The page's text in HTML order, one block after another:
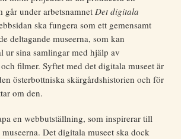
går under arbetsnamnet Det digitala
ska fungera som ett gemensamt
deltagande museerna, som kan
ur sina samlingar med hjälp av
filmer. Syftet med det digitala museet är
österbottniska skärgårdshistorien och för
om den.
en webbutställning, som inspirerar till
Det digitala museet ska dock